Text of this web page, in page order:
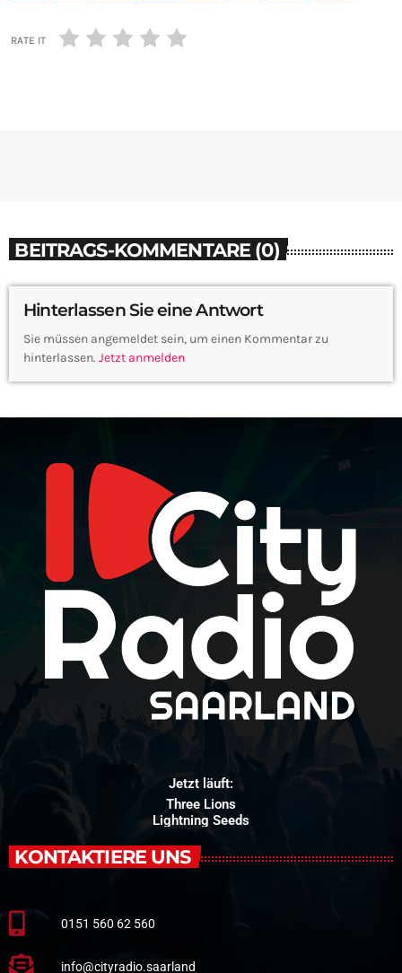
RATE IT
BEITRAGS-KOMMENTARE (0)
Hinterlassen Sie eine Antwort
Sie müssen angemeldet sein, um einen Kommentar zu
hinterlassen. Jetzt anmelden
Jetzt läuft:
Three Lions
Lightning Seeds
KONTAKTIERE UNS
0151 560 62 560
info@cityradio.saarland